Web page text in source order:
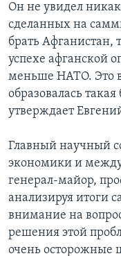
Он не увидел
сделанных на
брать Афганистан,
успехе афганской
меньше НАТО. Это
образовалась
утверждает
Главный научный
экономики и
генерал-майор,
анализируя итоги
внимание на
решения этой
очень осторожные